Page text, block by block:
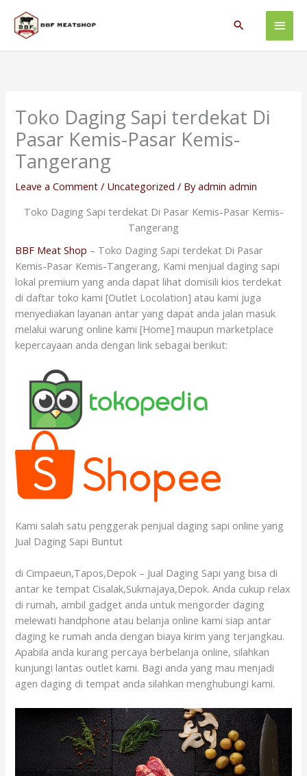
content
Main
Search
Toko Daging Sapi terdekat Di
Pasar Kemis-Pasar Kemis-
Tangerang
Leave a Comment / Uncategorized / Byadmin admin
Toko Daging Sapi terdekat Di Pasar Kemis-Pasar Kemis-
Tangerang
BBF Meat Shop – Toko Daging Sapi terdekat Di Pasar
Kemis-Pasar Kemis-Tangerang, Kami menjual daging sapi
lokal premium yang anda dapat lihat domisili kios terdekat
di daftar toko kami [Outlet Locolation] atau kami juga
menyediakan layanan antar yang dapat anda jalan masuk
melalui warung online kami [Home] maupun marketplace
kepercayaan anda dengan link sebagai berikut:
Kami salah satu penggerak penjual daging sapi online yang
Jual Daging Sapi Buntut
di Cimpaeun,Tapos,Depok – Jual Daging Sapi yang bisa di
antar ke tempat Cisalak,Sukmajaya,Depok. Anda cukup relax
di rumah, ambil gadget anda untuk mengorder daging
melewati handphone atau belanja online kami siap antar
daging ke rumah anda dengan biaya kirim yang terjangkau.
Apabila anda kurang percaya berbelanja online, silahkan
kunjungi lantas outlet kami. Bagi anda yang mau menjadi
agen daging di tempat anda silahkan menghubungi kami.